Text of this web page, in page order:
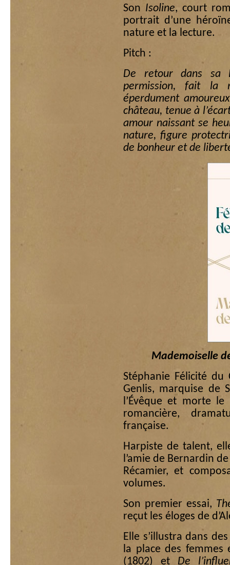
Son Isoline, court
portrait d’une
nature et la lecture.
Pitch :
De retour dans sa
permission, fait la
éperdument
château, tenue à
amour naissant se
nature, figure
de bonheur et de
Mademoiselle
Stéphanie Félicité du
Genlis, marquise de
l’Évêque et morte
romancière,
française.
Harpiste de talent,
l’amie de Bernardin
Récamier, et
volumes.
Son premier essai,
reçut les éloges de
Elle s’illustra dans
la place des
(1802) et De